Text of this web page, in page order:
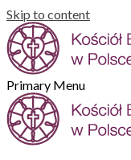
Skip to content
Primary Menu